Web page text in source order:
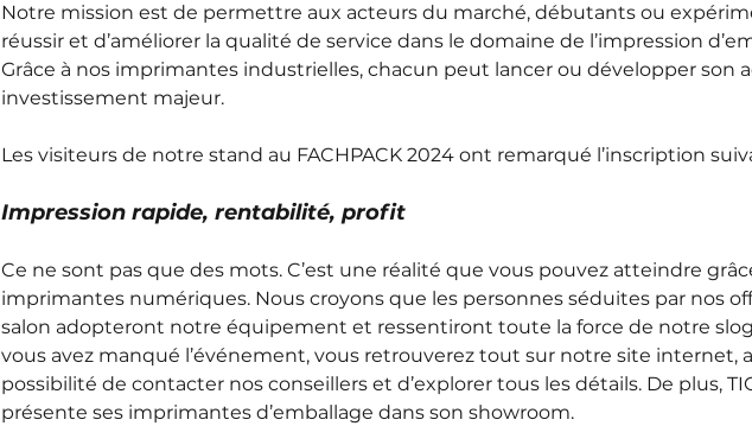
Notre mission est de permettre aux acteurs du marché, débutants ou
réussir et d’améliorer la qualité de service dans le domaine de l’impression
Grâce à nos imprimantes industrielles, chacun peut lancer ou développer son
investissement majeur.
Les visiteurs de notre stand au FACHPACK 2024 ont remarqué l’inscription
Impression rapide, rentabilité, profit
Ce ne sont pas que des mots. C’est une réalité que vous pouvez atteindre
imprimantes numériques. Nous croyons que les personnes séduites par nos
salon adopteront notre équipement et ressentiront toute la force de notre
vous avez manqué l’événement, vous retrouverez tout sur notre site internet,
possibilité de contacter nos conseillers et d’explorer tous les détails. De plus,
présente ses imprimantes d’emballage dans son showroom.